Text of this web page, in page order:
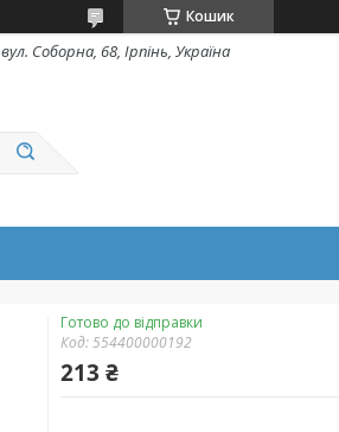
Кошик
вул. Соборна, 68, Ірпінь, Україна
Готово до відправки
Код:554400000192
213 ₴